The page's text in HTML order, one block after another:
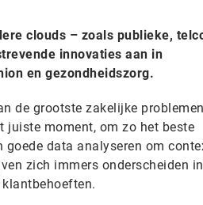
clouds – zoals publieke,
innovaties aan in
en gezondheidszorg.
de grootste zakelijke problemen
juiste moment, om zo het beste
data analyseren om
zich immers onderscheiden in